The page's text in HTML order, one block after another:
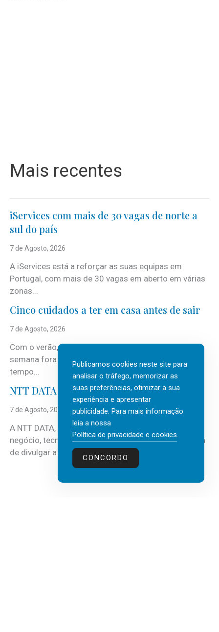
Mais recentes
iServices com mais de 30 vagas de norte a
sul do país
7 de Agosto, 2026
A iServices está a reforçar as suas equipas em
Portugal, com mais de 30 vagas em aberto em várias
zonas...
Cinco cuidados a ter em casa antes de sair
7 de Agosto, 2026
Com o verão, chegam também as férias, os fins-de-
semana fora e os dias em que a casa fica mais
tempo...
NTT DATA Insurtech Global Outlook 2026
7 de Agosto, 2026
A NTT DATA, consultora global em serviços de
negócio, tecnologia e inteligência artificial (IA), acaba
de divulgar a mais recente...
Publicamos cookies neste site para
analisar o tráfego, memorizar as
suas preferências, otimizar a sua
experiência e apresentar
publicidade. Para mais informação
leia a nossa
Política de privacidade e cookies.
CONCORDO